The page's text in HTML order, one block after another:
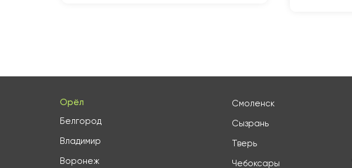
Орёл
Белгород
Владимир
Воронеж
Смоленск
Сызрань
Тверь
Чебоксары